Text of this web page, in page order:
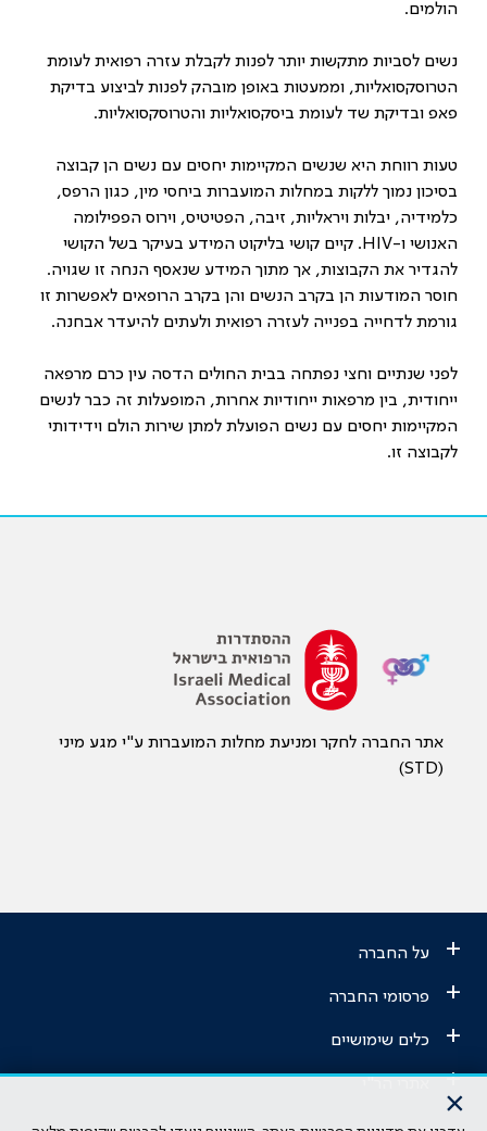
הולמים.
נשים לסביות מתקשות יותר לפנות לקבלת עזרה רפואית לעומת
הטרוסקסואליות, וממעטות באופן מובהק לפנות לביצוע בדיקת
פאפ ובדיקת שד לעומת ביסקסואליות והטרוסקסואליות.
טעות רווחת היא שנשים המקיימות יחסים עם נשים הן קבוצה
בסיכון נמוך ללקות במחלות המועברות ביחסי מין, כגון הרפס,
כלמידיה, יבלות ויראליות, זיבה, הפטיטיס, וירוס הפפילומה
האנושי ו-HIV . קיים קושי בליקוט המידע בעיקר בשל הקושי
להגדיר את הקבוצות, אך מתוך המידע שנאסף הנחה זו שגויה.
חוסר המודעות הן בקרב הנשים והן בקרב הרופאים לאפשרות זו
גורמת לדחייה בפנייה לעזרה רפואית ולעתים להיעדר אבחנה.
לפני שנתיים וחצי נפתחה בבית החולים הדסה עין כרם מרפאה
ייחודית, בין מרפאות ייחודיות אחרות, המופעלות זה כבר לנשים
המקיימות יחסים עם נשים הפועלת למתן שירות הולם וידידותי
לקבוצה זו.
אתר החברה לחקר ומניעת מחלות המועברות ע"י מגע מיני
(STD)
+ על החברה
+ פרסומי החברה
+ כלים שימושיים
+
×